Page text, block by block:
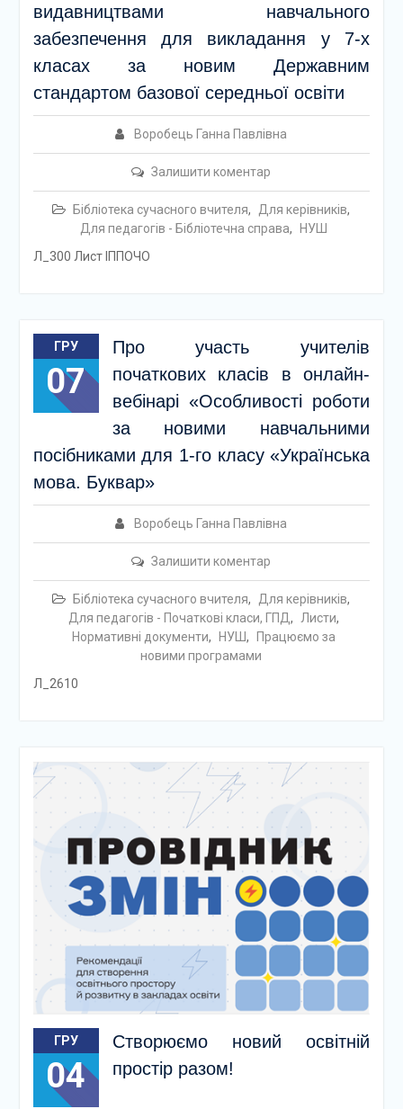
видавництвами навчального
забезпечення для викладання у 7-х
класах за новим Державним
стандартом базової середньої освіти
Воробець Ганна Павлівна
Залишити коментар
Бібліотека сучасного вчителя, Для керівників,
Для педагогів - Бібліотечна справа, НУШ
Л_300 Лист ІППОЧО
ГРУ
07
Про участь учителів
початкових класів в онлайн-
вебінарі «Особливості роботи
за новими навчальними
посібниками для 1-го класу «Українська
мова. Буквар»
Воробець Ганна Павлівна
Залишити коментар
Бібліотека сучасного вчителя, Для керівників,
Для педагогів - Початкові класи, ГПД, Листи,
Нормативні документи, НУШ, Працюємо за
новими програмами
Л_2610
ГРУ
04
Створюємо новий освітній
простір разом!